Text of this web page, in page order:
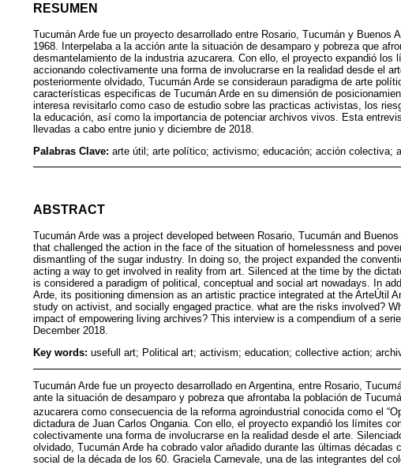
RESUMEN
Tucumán Arde fue un proyecto desarrollado entre Rosario, Tucumán y Buenos
1968. Interpelaba a la acción ante la situación de desamparo y pobreza que
desmantelamiento de la industria azucarera. Con ello, el proyecto expandió
accionando colectivamente una forma de involucrarse en la realidad desde el
posteriormente olvidado, Tucumán Arde se consideraun paradigma de arte
características especificas de Tucumán Arde en su dimensión de
interesa revisitarlo como caso de estudio sobre las practicas activistas, los
la educación, así como la importancia de potenciar archivos vivos. Esta
llevadas a cabo entre junio y diciembre de 2018.
Palabras Clave: arte útil; arte político; activismo; educación; acción colectiva;
ABSTRACT
Tucumán Arde was a project developed between Rosario, Tucumán and
that challenged the action in the face of the situation of homelessness and
dismantling of the sugar industry. In doing so, the project expanded the
acting a way to get involved in reality from art. Silenced at the time by the
is considered a paradigm of political, conceptual and social art nowadays. In
Arde, its positioning dimension as an artistic practice integrated at the ArteÚtil
study on activist, and socially engaged practice. what are the risks involved?
impact of empowering living archives? This interview is a compendium of a
December 2018.
Key words: usefull art; Political art; activism; education; collective action;
Tucumán Arde fue un proyecto desarrollado en Argentina, entre Rosario,
ante la situación de desamparo y pobreza que afrontaba la población de
azucarera como consecuencia de la reforma agroindustrial conocida como el
dictadura de Juan Carlos Ongania. Con ello, el proyecto expandió los límites
colectivamente una forma de involucrarse en la realidad desde el arte.
olvidado, Tucumán Arde ha cobrado valor añadido durante las últimas
social de la década de los 60. Graciela Carnevale, una de las integrantes del